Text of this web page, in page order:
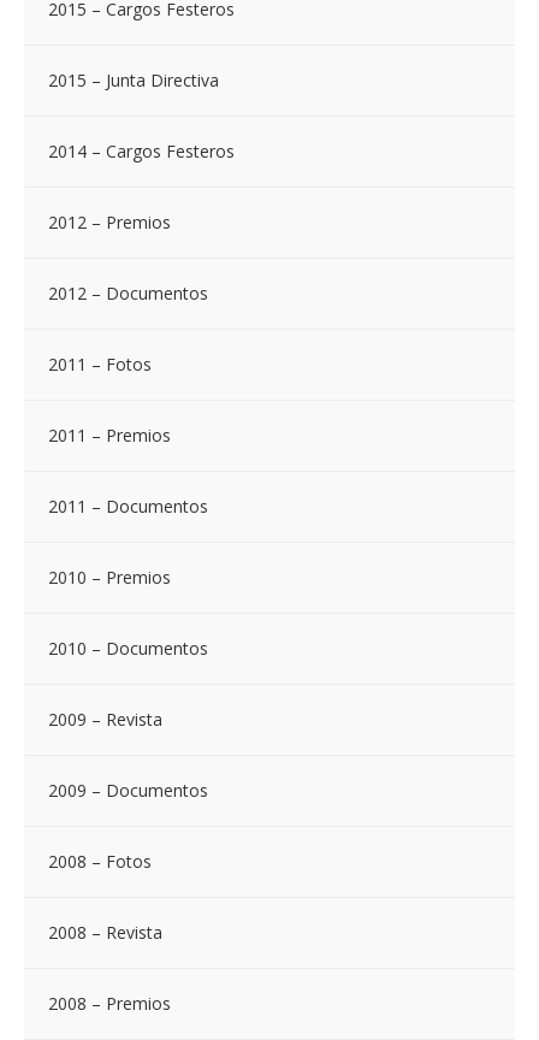
2015 – Cargos Festeros
2015 – Junta Directiva
2014 – Cargos Festeros
2012 – Premios
2012 – Documentos
2011 – Fotos
2011 – Premios
2011 – Documentos
2010 – Premios
2010 – Documentos
2009 – Revista
2009 – Documentos
2008 – Fotos
2008 – Revista
2008 – Premios